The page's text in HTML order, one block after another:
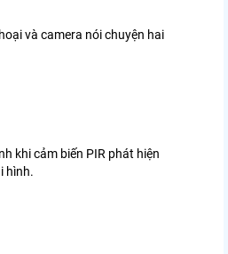
và camera nói chuyện hai
khi cảm biến PIR phát hiện
hình.